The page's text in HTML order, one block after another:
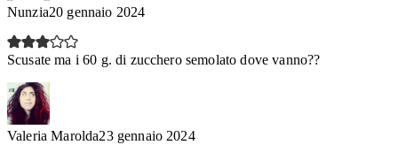
Nunzia20 gennaio 2024
Scusate ma i 60 g. di zucchero semolato dove vanno??
Valeria Marolda23 gennaio 2024